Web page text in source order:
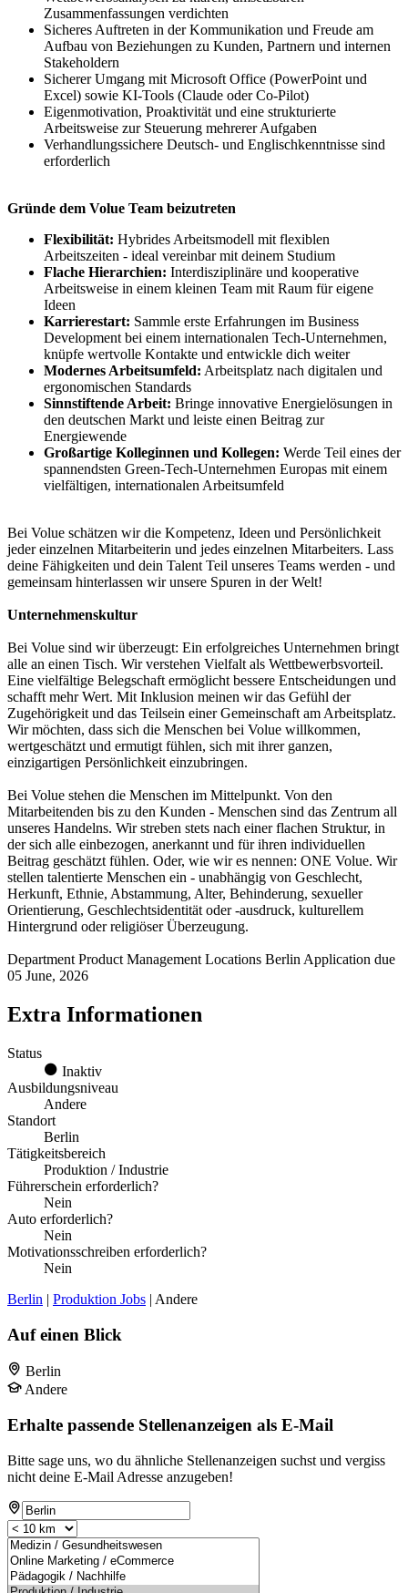
Zusammenfassungen verdichten
Sicheres Auftreten in der Kommunikation und Freude am
Aufbau von Beziehungen zu Kunden, Partnern und internen
Stakeholdern
Sicherer Umgang mit Microsoft Office (PowerPoint und
Excel) sowie KI-Tools (Claude oder Co-Pilot)
Eigenmotivation, Proaktivität und eine strukturierte
Arbeitsweise zur Steuerung mehrerer Aufgaben
Verhandlungssichere Deutsch- und Englischkenntnisse sind
erforderlich
Gründe dem Volue Team beizutreten
Flexibilität: Hybrides Arbeitsmodell mit flexiblen
Arbeitszeiten - ideal vereinbar mit deinem Studium
Flache Hierarchien: Interdisziplinäre und kooperative
Arbeitsweise in einem kleinen Team mit Raum für eigene
Ideen
Karrierestart: Sammle erste Erfahrungen im Business
Development bei einem internationalen Tech-Unternehmen,
knüpfe wertvolle Kontakte und entwickle dich weiter
Modernes Arbeitsumfeld: Arbeitsplatz nach digitalen und
ergonomischen Standards
Sinnstiftende Arbeit: Bringe innovative Energielösungen in
den deutschen Markt und leiste einen Beitrag zur
Energiewende
Großartige Kolleginnen und Kollegen: Werde Teil eines der
spannendsten Green-Tech-Unternehmen Europas mit einem
vielfältigen, internationalen Arbeitsumfeld
Bei Volue schätzen wir die Kompetenz, Ideen und Persönlichkeit
jeder einzelnen Mitarbeiterin und jedes einzelnen Mitarbeiters. Lass
deine Fähigkeiten und dein Talent Teil unseres Teams werden - und
gemeinsam hinterlassen wir unsere Spuren in der Welt!
Unternehmenskultur
Bei Volue sind wir überzeugt: Ein erfolgreiches Unternehmen bringt
alle an einen Tisch. Wir verstehen Vielfalt als Wettbewerbsvorteil.
Eine vielfältige Belegschaft ermöglicht bessere Entscheidungen und
schafft mehr Wert. Mit Inklusion meinen wir das Gefühl der
Zugehörigkeit und das Teilsein einer Gemeinschaft am Arbeitsplatz.
Wir möchten, dass sich die Menschen bei Volue willkommen,
wertgeschätzt und ermutigt fühlen, sich mit ihrer ganzen,
einzigartigen Persönlichkeit einzubringen.
Bei Volue stehen die Menschen im Mittelpunkt. Von den
Mitarbeitenden bis zu den Kunden - Menschen sind das Zentrum all
unseres Handelns. Wir streben stets nach einer flachen Struktur, in
der sich alle einbezogen, anerkannt und für ihren individuellen
Beitrag geschätzt fühlen. Oder, wie wir es nennen: ONE Volue. Wir
stellen talentierte Menschen ein - unabhängig von Geschlecht,
Herkunft, Ethnie, Abstammung, Alter, Behinderung, sexueller
Orientierung, Geschlechtsidentität oder -ausdruck, kulturellem
Hintergrund oder religiöser Überzeugung.
Department Product Management Locations Berlin Application due
05 June, 2026
Extra Informationen
Status
Inaktiv
Ausbildungsniveau
Andere
Standort
Berlin
Tätigkeitsbereich
Produktion / Industrie
Führerschein erforderlich?
Nein
Auto erforderlich?
Nein
Motivationsschreiben erforderlich?
Nein
Berlin | Produktion Jobs | Andere
Auf einen Blick
Berlin
Andere
Erhalte passende Stellenanzeigen als E-Mail
Bitte sage uns, wo du ähnliche Stellenanzeigen suchst und vergiss
nicht deine E-Mail Adresse anzugeben!